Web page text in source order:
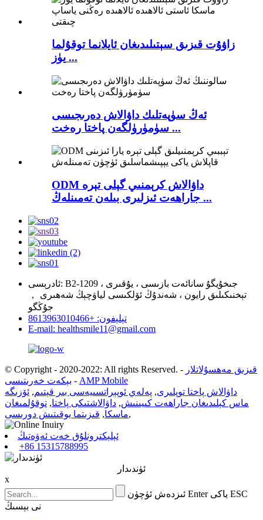
زاۋۇت قىزىق سېتىلىدىغان ئايلانما توقۇلما
يۈز ...
ئەڭ سۈپەتلىك داۋالاش دەرىجىسى
سۈمۈرۈلگەن پاختا رەخت ...
ODM داۋالاش كرېمنىي گېلى تېرە
جاراھەت ئىزلىرى بىلەن تەمىنلەڭ ...
ئادرېسى: B2-1209 ، جىخۇيگۇ سانائەت بازىسى ، يۇقىرى
تېخنىكىلىق رايون ، شەندۇڭ ئۆلكىسى لياۋچېڭ شەھىرى ，
جۇڭگو
تېلېفون: +8613963010466
E-mail: healthsmile11@gmail.com
© Copyright - 2020-2022: All rights Reserved. قىزىق مەھسۇلاتلار -
بېكەت خەرىتىسى - AMP Mobile
داۋالاش پاختا توپلىرى, پەلەي ئوپېراتسىيەسى بىر قېتىم, ئۆزىگە
ماس كېلىدىغان جاراھەت كىيىنىش, داۋالاشتىكى پاختا, توقۇلمىغان
ماسكا, قىزىتما يوقىتىش دورىسى ,
ئېلېكترونلۇق خەت ئەۋەتىڭ
+86 15315788995
ئۈندىدار
x
ئىزدەش ئۈچۈن Enter ياكى ESC
نى بېسىڭ